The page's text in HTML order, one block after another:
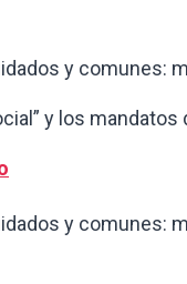
y comunes:
y los mandatos
y comunes: